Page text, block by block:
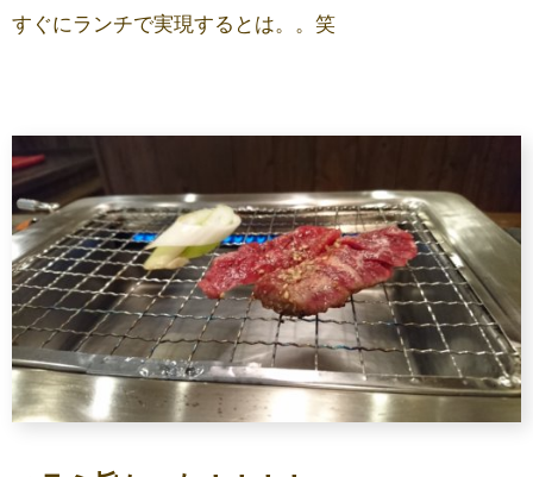
すぐにランチで実現するとは。。笑